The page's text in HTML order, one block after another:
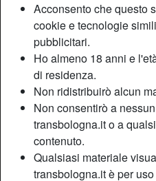
Acconsento che questo
cookie e tecnologie
pubblicitari.
Ho almeno 18 anni e
di residenza.
Non ridistribuirò alcun
Non consentirò a
transbologna.it o a
contenuto.
Qualsiasi materiale
transbologna.it è per
Paese:
Provincia:
Sesso:
Sessualità:
Relazione:
Colore dei capelli:
Colore degli occhi:
Depilata:
Fumatrice: